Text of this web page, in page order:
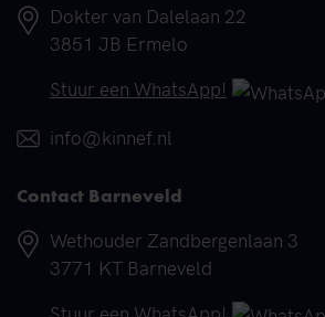
Adres
Dokter van Dalelaan 22
3851 JB Ermelo
Telefoonnummer
Stuur een WhatsApp!
E-mail
info@kinnef.nl
Contact Barneveld
Adres
Wethouder Zandbergenlaan 3
3771 KT Barneveld
Telefoonnummer